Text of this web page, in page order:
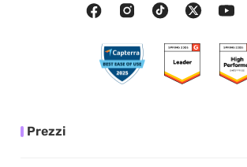
Prezzi